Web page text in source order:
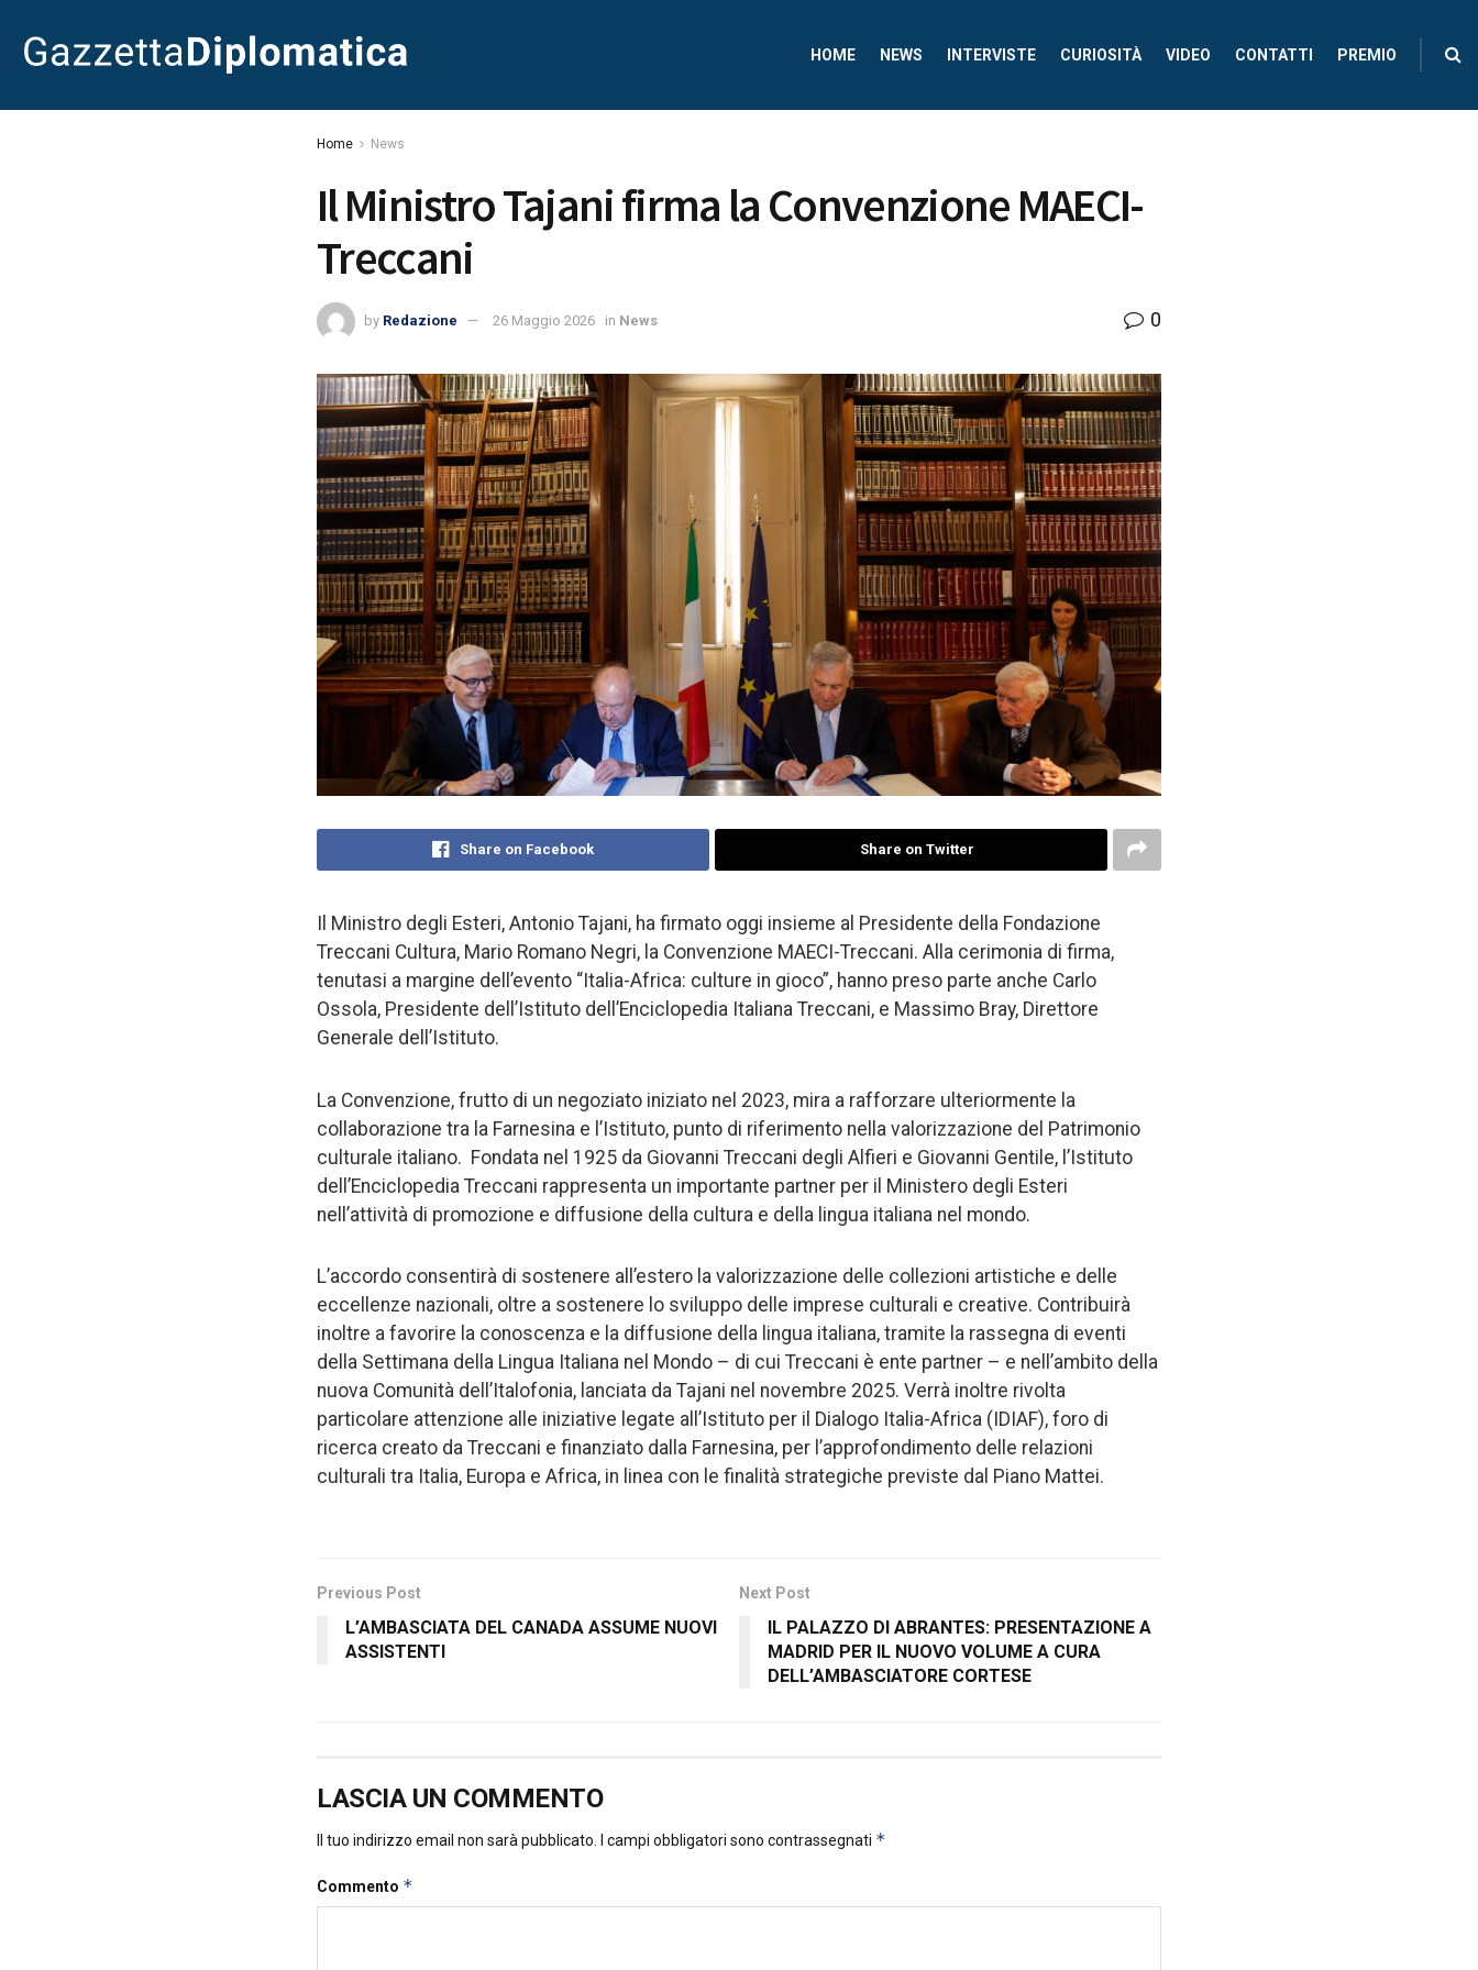
HOME NEWS INTERVISTE CURIOSITÀ VIDEO CONTATTI PREMIO
Home News
Il Ministro Tajani firma la Convenzione MAECI-
Treccani
by Redazione 26 Maggio 2026 in News 0
Share on Facebook Share on Twitter
Il Ministro degli Esteri, Antonio Tajani, ha firmato oggi insieme al Presidente della Fondazione
Treccani Cultura, Mario Romano Negri, la Convenzione MAECI-Treccani. Alla cerimonia di firma,
tenutasi a margine dell’evento “Italia-Africa: culture in gioco”, hanno preso parte anche Carlo
Ossola, Presidente dell’Istituto dell’Enciclopedia Italiana Treccani, e Massimo Bray, Direttore
Generale dell’Istituto.
La Convenzione, frutto di un negoziato iniziato nel 2023, mira a rafforzare ulteriormente la
collaborazione tra la Farnesina e l’Istituto, punto di riferimento nella valorizzazione del Patrimonio
culturale italiano. Fondata nel 1925 da Giovanni Treccani degli Alfieri e Giovanni Gentile, l’Istituto
dell’Enciclopedia Treccani rappresenta un importante partner per il Ministero degli Esteri
nell’attività di promozione e diffusione della cultura e della lingua italiana nel mondo.
L’accordo consentirà di sostenere all’estero la valorizzazione delle collezioni artistiche e delle
eccellenze nazionali, oltre a sostenere lo sviluppo delle imprese culturali e creative. Contribuirà
inoltre a favorire la conoscenza e la diffusione della lingua italiana, tramite la rassegna di eventi
della Settimana della Lingua Italiana nel Mondo – di cui Treccani è ente partner – e nell’ambito della
nuova Comunità dell’Italofonia, lanciata da Tajani nel novembre 2025. Verrà inoltre rivolta
particolare attenzione alle iniziative legate all’Istituto per il Dialogo Italia-Africa (IDIAF), foro di
ricerca creato da Treccani e finanziato dalla Farnesina, per l’approfondimento delle relazioni
culturali tra Italia, Europa e Africa, in linea con le finalità strategiche previste dal Piano Mattei.
Previous Post
L’AMBASCIATA DEL CANADA ASSUME NUOVI
ASSISTENTI
Next Post
IL PALAZZO DI ABRANTES: PRESENTAZIONE A
MADRID PER IL NUOVO VOLUME A CURA
DELL’AMBASCIATORE CORTESE
LASCIA UN COMMENTO
Il tuo indirizzo email non sarà pubblicato. I campi obbligatori sono contrassegnati *
Commento *